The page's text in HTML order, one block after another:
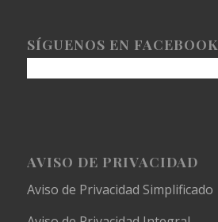
SÍGUENOS EN FACEBOOK
AVISO DE PRIVACIDAD
Aviso de Privacidad Simplificado